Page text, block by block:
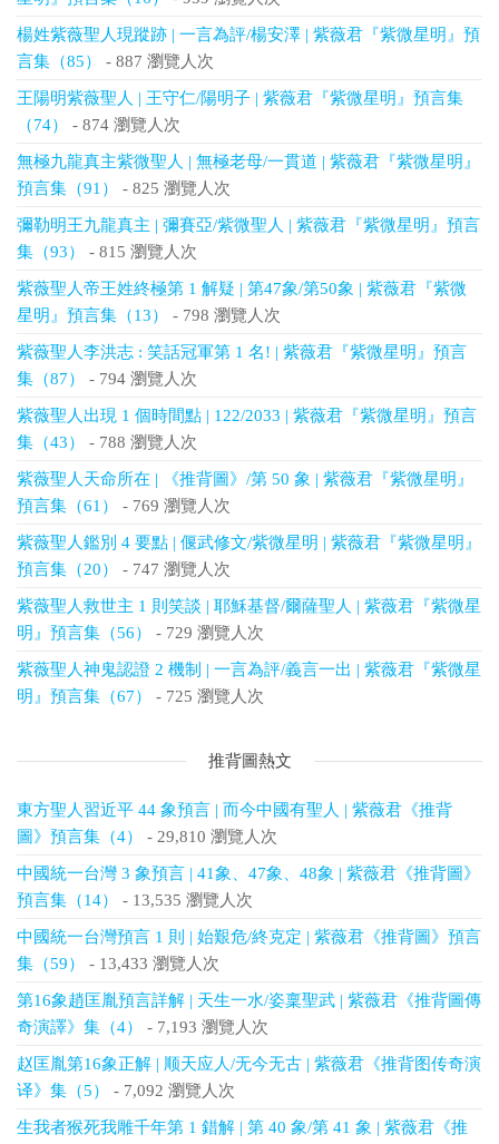
楊姓紫薇聖人現蹤跡 | 一言為評/楊安澤 | 紫薇君『紫微星明』預
言集（85）
- 887 瀏覽人次
王陽明紫薇聖人 | 王守仁/陽明子 | 紫薇君『紫微星明』預言集
（74）
- 874 瀏覽人次
無極九龍真主紫微聖人 | 無極老母/一貫道 | 紫薇君『紫微星明』
預言集（91）
- 825 瀏覽人次
彌勒明王九龍真主 | 彌賽亞/紫微聖人 | 紫薇君『紫微星明』預言
集（93）
- 815 瀏覽人次
紫薇聖人帝王姓終極第 1 解疑 | 第47象/第50象 | 紫薇君『紫微
星明』預言集（13）
- 798 瀏覽人次
紫薇聖人李洪志 : 笑話冠軍第 1 名! | 紫薇君『紫微星明』預言
集（87）
- 794 瀏覽人次
紫薇聖人出現 1 個時間點 | 122/2033 | 紫薇君『紫微星明』預言
集（43）
- 788 瀏覽人次
紫薇聖人天命所在 | 《推背圖》/第 50 象 | 紫薇君『紫微星明』
預言集（61）
- 769 瀏覽人次
紫薇聖人鑑別 4 要點 | 偃武修文/紫微星明 | 紫薇君『紫微星明』
預言集（20）
- 747 瀏覽人次
紫薇聖人救世主 1 則笑談 | 耶穌基督/爾薩聖人 | 紫薇君『紫微星
明』預言集（56）
- 729 瀏覽人次
紫薇聖人神鬼認證 2 機制 | 一言為評/義言一出 | 紫薇君『紫微星
明』預言集（67）
- 725 瀏覽人次
推背圖熱文
東方聖人習近平 44 象預言 | 而今中國有聖人 | 紫薇君《推背
圖》預言集（4）
- 29,810 瀏覽人次
中國統一台灣 3 象預言 | 41象、47象、48象 | 紫薇君《推背圖》
預言集（14）
- 13,535 瀏覽人次
中國統一台灣預言 1 則 | 始艱危/終克定 | 紫薇君《推背圖》預言
集（59）
- 13,433 瀏覽人次
第16象趙匡胤預言詳解 | 天生一水/姿稟聖武 | 紫薇君《推背圖傳
奇演譯》集（4）
- 7,193 瀏覽人次
赵匡胤第16象正解 | 顺天应人/无今无古 | 紫薇君《推背图传奇演
译》集（5）
- 7,092 瀏覽人次
生我者猴死我雕千年第 1 錯解 | 第 40 象/第 41 象 | 紫薇君《推